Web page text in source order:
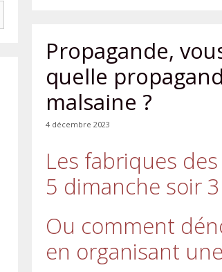
Propagande,
quelle
malsaine ?
4 décembre 2023
Les fabriques
5 dimanche soir
Ou comment
en organisant